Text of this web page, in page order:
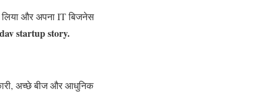
लिया और अपना IT बिजनेस
startup story.
अच्छे बीज और आधुनिक